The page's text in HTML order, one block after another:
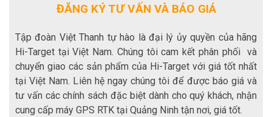
ĐĂNG KÝ TƯ VẤN VÀ BÁO GIÁ
Tập đoàn Việt Thanh tự hào là đại lý ủy quyền của hãng
Hi-Target tại Việt Nam. Chúng tôi cam kết phân phối và
chuyển giao các sản phẩm của Hi-Target với giá tốt nhất
tại Việt Nam. Liên hệ ngay chúng tôi để được báo giá và
tư vấn các chính sách đặc biệt dành cho quý khách, nhận
cung cấp máy GPS RTK tại Quảng Ninh tận nơi, giá tốt.